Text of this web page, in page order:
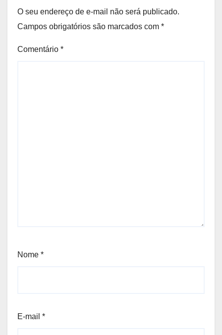
O seu endereço de e-mail não será publicado.
Campos obrigatórios são marcados com *
Comentário *
Nome *
E-mail *